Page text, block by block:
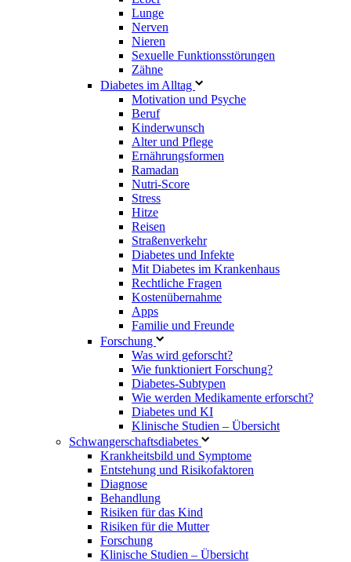
Lunge
Nerven
Nieren
Sexuelle Funktionsstörungen
Zähne
Diabetes im Alltag
Motivation und Psyche
Beruf
Kinderwunsch
Alter und Pflege
Ernährungsformen
Ramadan
Nutri-Score
Stress
Hitze
Reisen
Straßenverkehr
Diabetes und Infekte
Mit Diabetes im Krankenhaus
Rechtliche Fragen
Kostenübernahme
Apps
Familie und Freunde
Forschung
Was wird geforscht?
Wie funktioniert Forschung?
Diabetes-Subtypen
Wie werden Medikamente erforscht?
Diabetes und KI
Klinische Studien – Übersicht
Schwangerschaftsdiabetes
Krankheitsbild und Symptome
Entstehung und Risikofaktoren
Diagnose
Behandlung
Risiken für das Kind
Risiken für die Mutter
Forschung
Klinische Studien – Übersicht